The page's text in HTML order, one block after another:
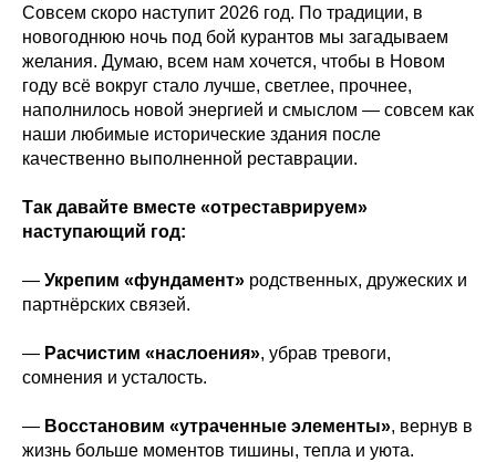
Совсем скоро наступит 2026 год. По традиции, в
новогоднюю ночь под бой курантов мы загадываем
желания. Думаю, всем нам хочется, чтобы в Новом
году всё вокруг стало лучше, светлее, прочнее,
наполнилось новой энергией и смыслом — совсем как
наши любимые исторические здания после
качественно выполненной реставрации.
Так давайте вместе «отреставрируем»
наступающий год:
— Укрепим «фундамент» родственных, дружеских и
партнёрских связей.
— Расчистим «наслоения», убрав тревоги,
сомнения и усталость.
— Восстановим «утраченные элементы», вернув в
жизнь больше моментов тишины, тепла и уюта.